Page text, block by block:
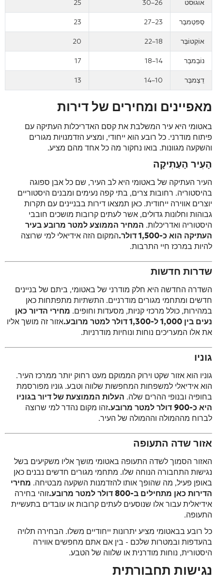
אוֹגוּסט 26–30
25
סֶפּטֶמבֶּר 23–27
23
אוֹקְטוֹבֶּר 18–22
20
נוֹבֶמבֶּר 14–18
17
דֵצֶמבֶּר 10–14
13
מאפיינים ומחירים של דירות
באטומי היא עיר המשלבת את קסם האדריכלות העתיקה עם
פיתוח מודרני. כל רובע הוא ייחודי, ומציע הזדמנויות מגורים
והשקעה מגוונות. בואו נחקור מה כל אחד מהם מציע.
הָעִיר הָעַתִיקָה
העיר העתיקה של באטומי היא לב העיר, שם כל אבן ספוגה
בהיסטוריה. רחובות צרים, בתי קפה נעימים ומבנים היסטוריים
יוצרים אווירה ייחודית. כאן תמצאו דירות בבניינים עם תקרות
גבוהות וחלונות גדולים, אשר לעתים קרובות מושכים חובבי
היסטוריה ואדריכלות. המחיר הממוצע למטר מרובע בעיר
העתיקה הוא כ-1,500 דולר.
המקום הזה אידיאלי למי שרוצה
להיות במרכז חיי התרבות.
שדרות חדשות
השדרה החדשה היא חלק מודרני של באטומי, ביתם של בניינים
חדשים ומתחמי מגורים מודרניים. התשתיות מתפתחות כאן
במהירות, כולל מרכזי קניות, מסעדות וחופים. מחירי הדיור כאן
נעים בין 1,000 ל-1,300 דולר למטר מרובע.
אזור זה מושך אליו
את אלו המעריכים נוחות ונוחיות מודרניות.
גוניו
גוניו הוא אזור שקט וירוק הממוקם מעט רחוק יותר ממרכז העיר.
הוא אידיאלי למשפחות המחפשות שלווה וטבע. גוניו מפורסמת
בחופיה ובנופי ההרים שלה. העלות הממוצעת של דיור בגוניו
היא כ-900 דולר למטר מרובע.
זהו מקום נהדר למי שרוצה
לברוח מההמולה וההמולה של העיר.
אזור שדה התעופה
האזור הסמוך לשדה התעופה באטומי מושך אליו משקיעים בשל
נגישות התחבורה הנוחה שלו. מתחמי מגורים חדשים נבנים כאן
באופן פעיל, מה שהופך אותו להזדמנות השקעה מבטיחה. מחירי
הדירות כאן מתחילים ב-800 דולר למטר מרובע.
זוהי בחירה
אידיאלית עבור אלו שנוסעים לעתים קרובות או עובדים בתעשיית
התעופה.
כל רובע בבאטומי מציע יתרונות ייחודיים משלו. הבחירה תלויה
בהעדפות ובמטרות שלכם - בין אם אתם מחפשים אווירה
היסטורית, נוחות מודרנית או שלווה של הטבע.
נגישות תחבורתית